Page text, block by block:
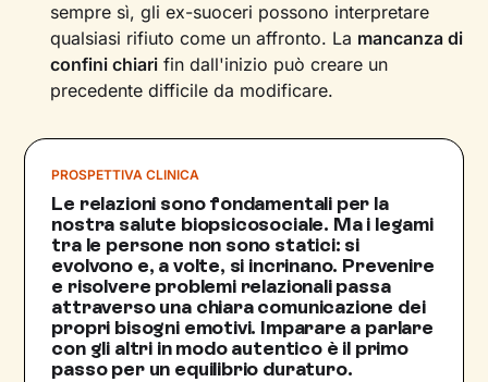
sempre sì, gli ex-suoceri possono interpretare
qualsiasi rifiuto come un affronto. La mancanza di
confini chiari fin dall'inizio può creare un
precedente difficile da modificare.
PROSPETTIVA CLINICA
Le relazioni sono fondamentali per la
nostra salute biopsicosociale. Ma i legami
tra le persone non sono statici: si
evolvono e, a volte, si incrinano. Prevenire
e risolvere problemi relazionali passa
attraverso una chiara comunicazione dei
propri bisogni emotivi. Imparare a parlare
con gli altri in modo autentico è il primo
passo per un equilibrio duraturo.